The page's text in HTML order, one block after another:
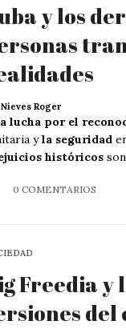
y los
Nieves Roger
lucha por el
yla seguridad
históricos
0 COMENTARIOS
Freedia y
del